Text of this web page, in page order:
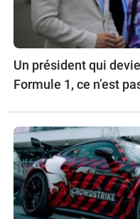
Un président qui
Formule 1, ce n’est